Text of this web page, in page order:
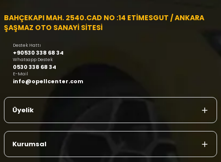
BAHÇEKAPI MAH. 2540.CAD NO :14 ETİMESGUT / ANKARA
ŞAŞMAZ OTO SANAYİ SİTESİ
Destek Hattı
+90530 338 68 34
Whatsapp Destek
0530 338 68 34
E-Mail
info@opellcenter.com
Üyelik
Kurumsal